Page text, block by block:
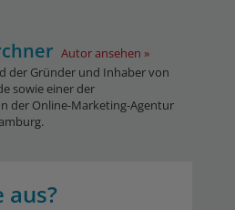
Autor ansehen
der Gründer und Inhaber von
sowie einer der
der Online-Marketing-Agentur
aus?